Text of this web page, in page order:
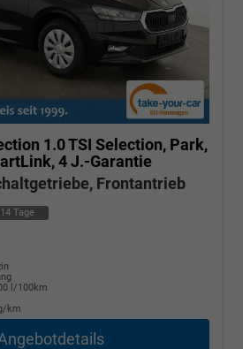
1.0 TSI Selection, Park,
4 J.-Garantie
Frontantrieb
14 Tage
l/100km
km